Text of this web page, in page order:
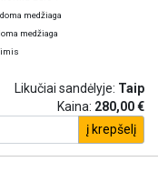
medžiaga
medžiaga
Likučiai sandėlyje: Taip
Kaina: 280,00 €
į krepšelį